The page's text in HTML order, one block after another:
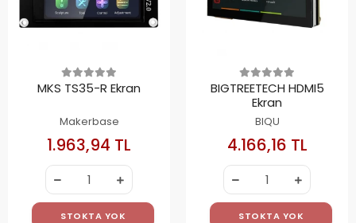
MKS TS35-R Ekran
Makerbase
1.963,94 TL
STOKTA YOK
BIGTREETECH HDMI5
Ekran
BIQU
4.166,16 TL
STOKTA YOK